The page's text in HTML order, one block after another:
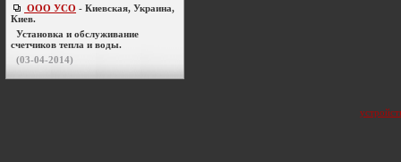
ООО УСО - Киевская, Украина,
Киев.
Установка и обслуживание
счетчиков тепла и воды.
(03-04-2014)